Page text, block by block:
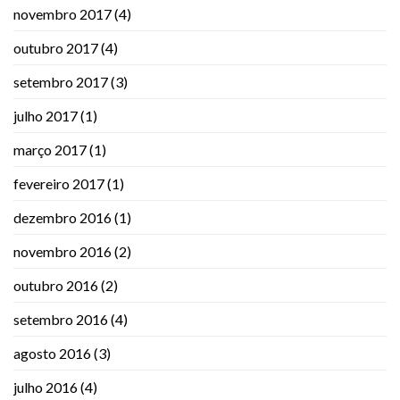
novembro 2017(4)
outubro 2017(4)
setembro 2017(3)
julho 2017(1)
março 2017(1)
fevereiro 2017(1)
dezembro 2016(1)
novembro 2016(2)
outubro 2016(2)
setembro 2016(4)
agosto 2016(3)
julho 2016(4)